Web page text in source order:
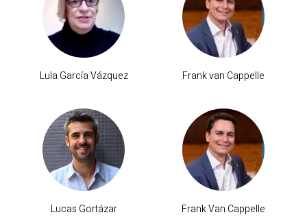
Lula García Vázquez Frank van Cappelle
Lucas Gortázar Frank Van Cappelle